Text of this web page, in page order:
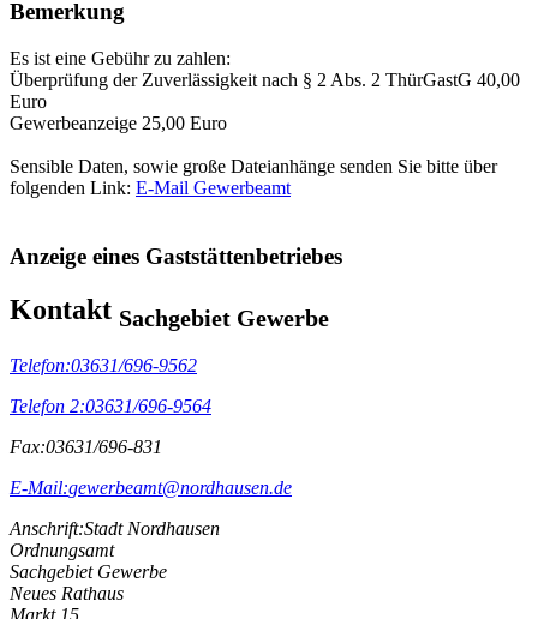
Bemerkung
Es ist eine Gebühr zu zahlen:
Überprüfung der Zuverlässigkeit nach § 2 Abs. 2 ThürGastG 40,00
Euro
Gewerbeanzeige 25,00 Euro
Sensible Daten, sowie große Dateianhänge senden Sie bitte über
folgenden Link: E-Mail Gewerbeamt
Anzeige eines Gaststättenbetriebes
Kontakt Sachgebiet Gewerbe
Telefon:03631/696-9562
Telefon 2:03631/696-9564
Fax:03631/696-831
E-Mail:gewerbeamt@nordhausen.de
Anschrift:Stadt Nordhausen
Ordnungsamt
Sachgebiet Gewerbe
Neues Rathaus